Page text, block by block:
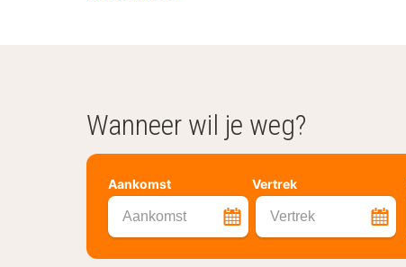
Wanneer wil je weg?
Aankomst Vertrek
Aankomst Vertrek